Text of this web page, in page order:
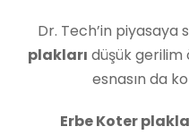
Dr. Tech’in piyasaya
plakları düşük gerilim
esnasın da
Erbe Koter